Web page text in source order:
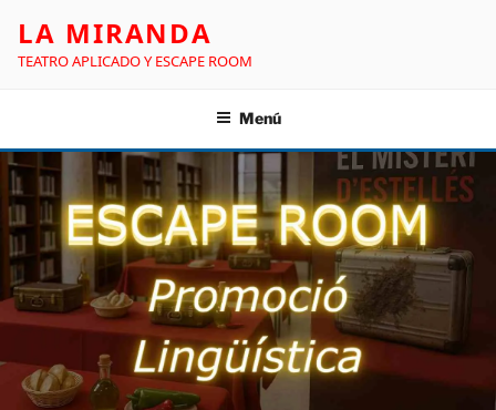
LA MIRANDA
TEATRO APLICADO Y ESCAPE ROOM
Menú